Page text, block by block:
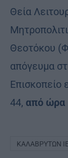
Θεία
Θεοτόκου
απόγευμα
44, από ώρα
ΚΑΛΑΒΡΎΤΩΝ